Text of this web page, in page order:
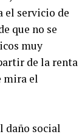
el servicio de
que no se
muy
de la renta
mira el
daño social